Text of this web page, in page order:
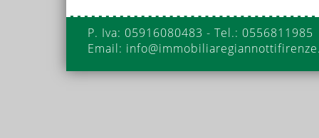
P. Iva: 05916080483 - Tel.: 0556811985
Email: